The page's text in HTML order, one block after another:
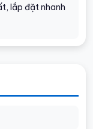
lắp đặt nhanh